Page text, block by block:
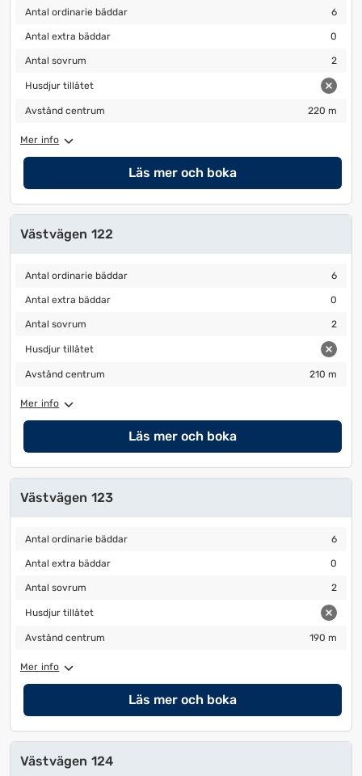
Antal ordinarie bäddar
Antal ordinarie bäddar 6
Antal extra bäddar
Antal extra bäddar 0
Antal sovrum
Antal sovrum 2
Husdjur tillåtet
Husdjur tillåtet
Avstånd centrum
Avstånd centrum 220 m
Mer info
Läs mer och boka
Västvägen 122
Antal ordinarie bäddar
Antal ordinarie bäddar 6
Antal extra bäddar
Antal extra bäddar 0
Antal sovrum
Antal sovrum 2
Husdjur tillåtet
Husdjur tillåtet
Avstånd centrum
Avstånd centrum 210 m
Mer info
Läs mer och boka
Västvägen 123
Antal ordinarie bäddar
Antal ordinarie bäddar 6
Antal extra bäddar
Antal extra bäddar 0
Antal sovrum
Antal sovrum 2
Husdjur tillåtet
Husdjur tillåtet
Avstånd centrum
Avstånd centrum 190 m
Mer info
Läs mer och boka
Västvägen 124